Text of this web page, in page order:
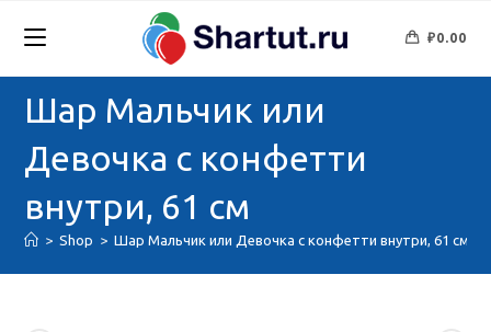
₽0.00
Шар Мальчик или
Девочка с конфетти
внутри, 61 см
> Shop > Шар Мальчик или Девочка с конфетти внутри, 61 см